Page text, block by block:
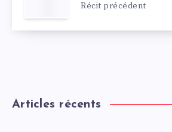
Récit précédent
Articles récents